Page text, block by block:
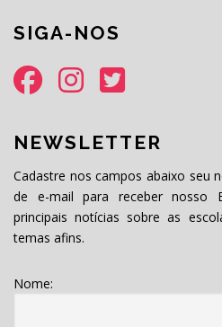
SIGA-NOS
NEWSLETTER
Cadastre nos campos abaixo seu
de e-mail para receber nosso
principais notícias sobre as
temas afins.
Nome: